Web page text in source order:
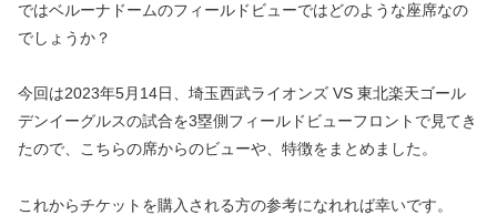
ではベルーナドームのフィールドビューではどのような座席なの
でしょうか？
今回は2023年5月14日、埼玉西武ライオンズ VS 東北楽天ゴール
デンイーグルスの試合を3塁側フィールドビューフロントで見てき
たので、こちらの席からのビューや、特徴をまとめました。
これからチケットを購入される方の参考になれれば幸いです。